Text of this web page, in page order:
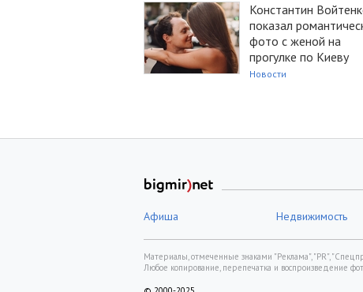
Константин
показал
фото с женой на
прогулке по Киеву
Новости
Афиша Недвижимость
Материалы, отмеченные знаками "Реклама", "PR",
Любое копирование, перепечатка и воспроизведение